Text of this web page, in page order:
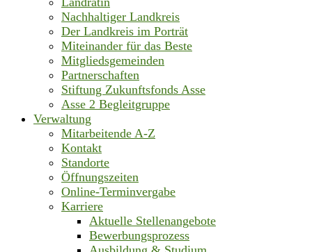
Nachhaltiger Landkreis
Der Landkreis im Porträt
Miteinander für das Beste
Mitgliedsgemeinden
Partnerschaften
Stiftung Zukunftsfonds Asse
Asse 2 Begleitgruppe
Verwaltung
Mitarbeitende A-Z
Kontakt
Standorte
Öffnungszeiten
Online-Terminvergabe
Karriere
Aktuelle Stellenangebote
Bewerbungsprozess